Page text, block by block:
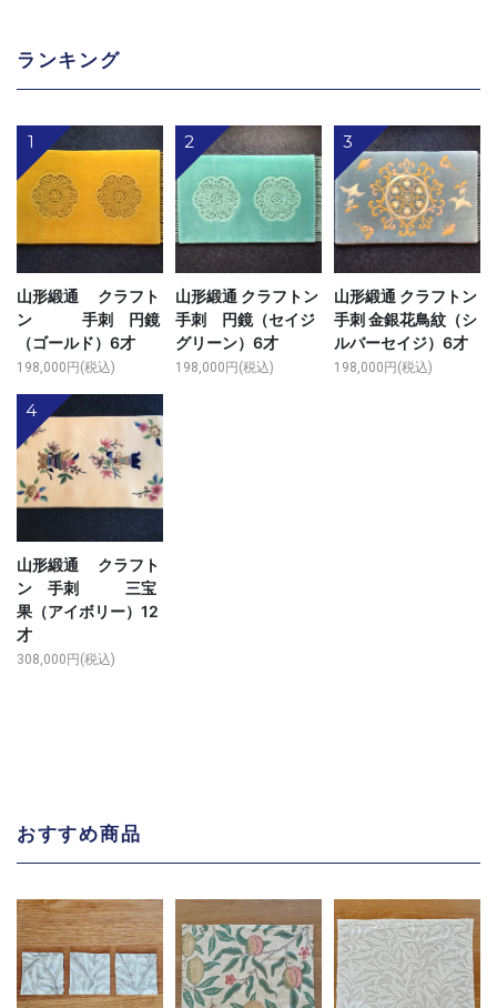
ランキング
1
山形緞通 クラフト
ン 手刺 円鏡
（ゴールド）6才
198,000円(税込)
2
山形緞通 クラフトン
手刺 円鏡（セイジ
グリーン）6才
198,000円(税込)
3
山形緞通 クラフトン
手刺 金銀花鳥紋（シ
ルバーセイジ）6才
198,000円(税込)
4
山形緞通 クラフト
ン 手刺 三宝
果（アイボリー）12
才
308,000円(税込)
おすすめ商品